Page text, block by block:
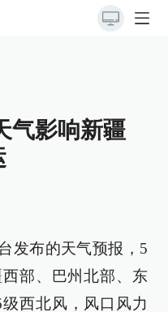
气影响新疆
发布的天气预报，5
部、巴州北部、东
西北风，风口风力